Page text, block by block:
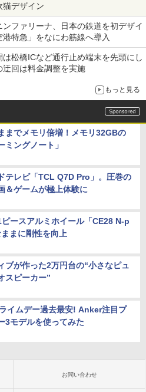
猫デザイン
ファリーナ、日本の鉄道を初デザイ
特急」をなにわ筋線へ導入
松橋ICなど通行止め端末を先頭にし
回は料金調整を実施
もっと見る
までメモリ倍増！メモリ32GBの
ミングノート」
テレビ「TCL Q7D Pro」。圧巻の
＆ゲームが極上体験に
ピースアルミホイール「CE28 N-p
まに剛性を向上
ブが作った2万円台の“小さなピュ
スピーカー”
イムデー過去最安! Anker注目プ
3モデルを使ってみた
お問い合わせ